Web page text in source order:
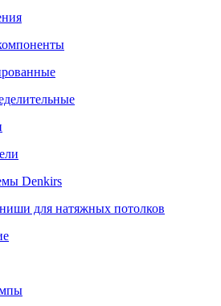
Denkirs
для натяжных потолков